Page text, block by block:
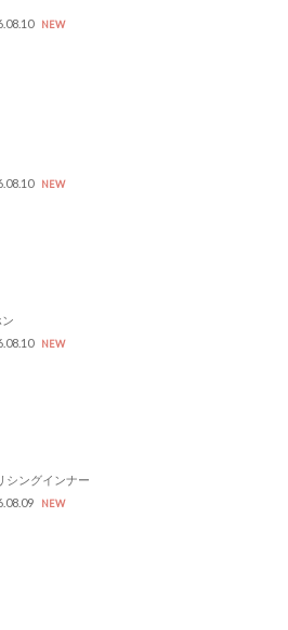
NEW
NEW
NEW
シングインナー
NEW